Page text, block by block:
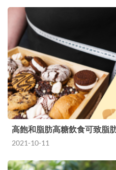
高飽和脂肪高糖飲食可致脂
2021-10-11